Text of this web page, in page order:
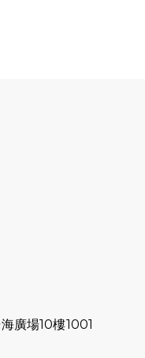
習 - 7月23日
習 - 7月16日
分享暨香港傷健共
】
習 - 7月9日（19:00
廣場10樓1001